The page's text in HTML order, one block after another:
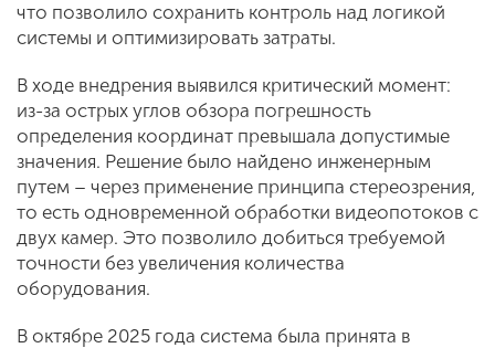
что позволило сохранить контроль над логикой
системы и оптимизировать затраты.
В ходе внедрения выявился критический момент:
из-за острых углов обзора погрешность
определения координат превышала допустимые
значения. Решение было найдено инженерным
путем – через применение принципа стереозрения,
то есть одновременной обработки видеопотоков с
двух камер. Это позволило добиться требуемой
точности без увеличения количества
оборудования.
В октябре 2025 года система была принята в